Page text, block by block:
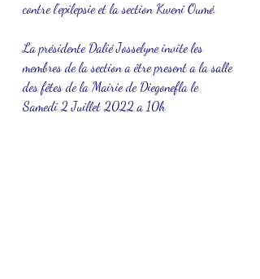
contre l’epilepsie et la section Kweni Oumé.
La présidente Dalié Josselyne invite les
membres de la section a être present a la salle
des fêtes de la Mairie de Diegonefla le
Samedi 2 Juillet 2022 a 10h